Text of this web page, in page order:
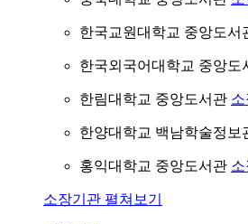
한국교원대학교 중앙도서
한국외국어대학교 중앙도
한림대학교 중앙도서관
한양대학교 백남학술정보
홍익대학교 중앙도서관
소장기관 펼쳐보기